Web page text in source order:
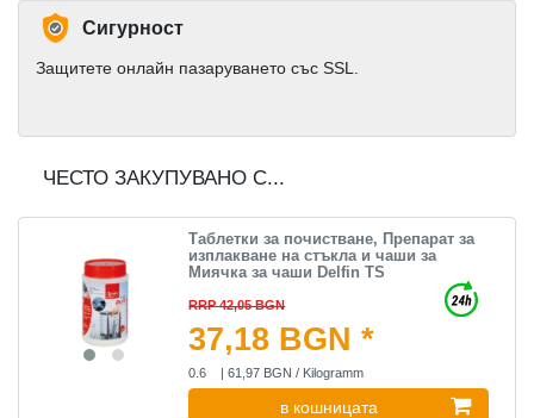
Сигурност
Защитете онлайн пазаруването със SSL.
ЧЕСТО ЗАКУПУВАНО С...
Таблетки за почистване, Препарат за
изплакване на стъкла и чаши за
Миячка за чаши Delfin TS
RRP 42,05 BGN
37,18 BGN *
0.6 | 61,97 BGN / Kilogramm
в кошницата